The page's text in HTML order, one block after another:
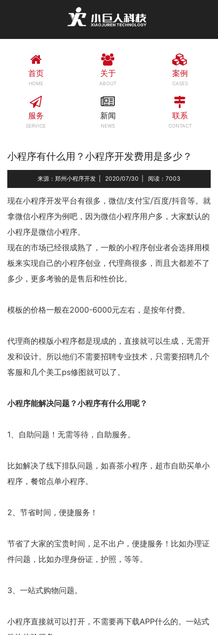
首页
HOME
关于
ABOUT
案例
CASES
服务
SERVICE
新闻
NEWS
联系
CONTACT
小程序有什么用？小程序开发费用是多少？
来源：郑州小程序开发 2020/07/30 阅读：7003
现在小程序开发平台有很多，微信/支付宝/百度/抖音等。就
拿微信小程序为例吧，因为微信小程序用户多，大家默认的
小程序是微信小程序。
现在的市场已经很成熟了，一般的小程序创业者会选择用模
板来实现自己的小程序创业，代理商很多，而且大都差不了
多少，更多考验的是售后和性价比。
模板的价格一般在2000-6000元左右，是按年付费。
代理商的模版小程序都是现成的，直接就可以生成，无需开
发和设计。所以他们不需要招聘专业技术，只需要招聘几个
客服和几个美工ps修图就可以了。
小程序能解决问题？小程序有什么用呢？
1、自助问题！无需等待，自助服务。
比如解决了线下排队问题，如喜茶小程序，超市自助买单小
程序，餐馆点单小程序。
2、节省时间，便捷服务！
节省了大家的宝贵时间，足不出户，便捷服务！比如办理证
件问题，比如办理身份证，护照，等等。
3、一站式购物问题。
小程序直接就可以打开，不需要再下载APP什么的。一站式